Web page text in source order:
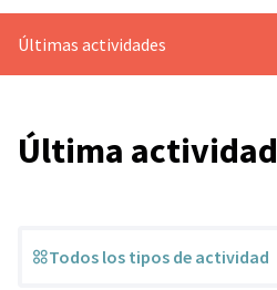
Últimas actividades
Última actividad
Todos los tipos de actividad